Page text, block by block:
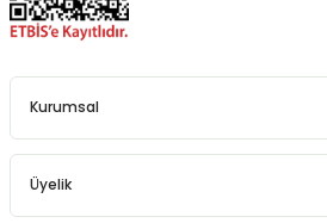
Kurumsal
Üyelik